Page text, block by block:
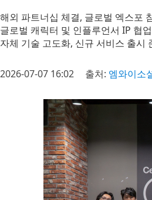
해외 파트너십 체결, 글로벌 엑스포
글로벌 캐릭터 및 인플루언서 IP 협
자체 기술 고도화, 신규 서비스 출시
2026-07-07 16:02 출처: 엠와이소